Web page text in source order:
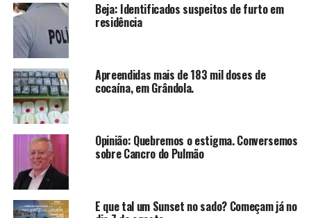
Beja: Identificados suspeitos de furto em
residência
Apreendidas mais de 183 mil doses de
cocaína, em Grândola.
Opinião: Quebremos o estigma. Conversemos
sobre Cancro do Pulmão
E que tal um Sunset no sado? Começam já no